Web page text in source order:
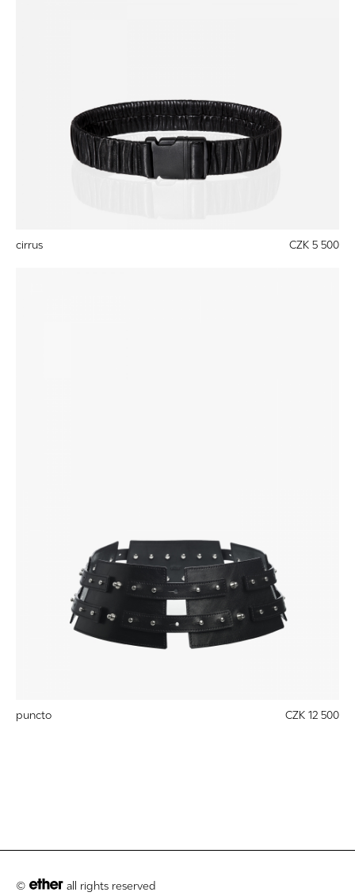
cirrus CZK 5 500
puncto CZK 12 500
© all rights reserved